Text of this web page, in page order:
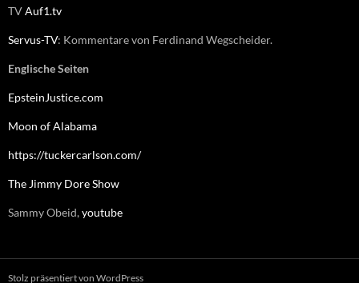
TVAuf1.tv
Servus-TV: Kommentare von Ferdinand Wegscheider.
Englische Seiten
EpsteinJustice.com
Moon of Alabama
https://tuckercarlson.com/
The Jimmy Dore Show
Sammy Obeid,youtube
Stolz präsentiert von WordPress